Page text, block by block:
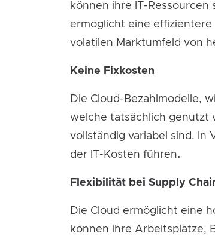
können ihre IT-
ermöglicht eine
volatilen Marktumfeld von
Keine Fixkosten
Die Cloud-Bezahlmodelle,
welche tatsächlich genutzt
vollständig variabel sind. In
der IT-Kosten führen.
Flexibilität bei Supply
Die Cloud ermöglicht eine
können ihre Arbeitsplätze,